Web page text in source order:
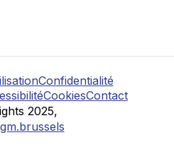
Confidentialité
CookiesContact
2025,